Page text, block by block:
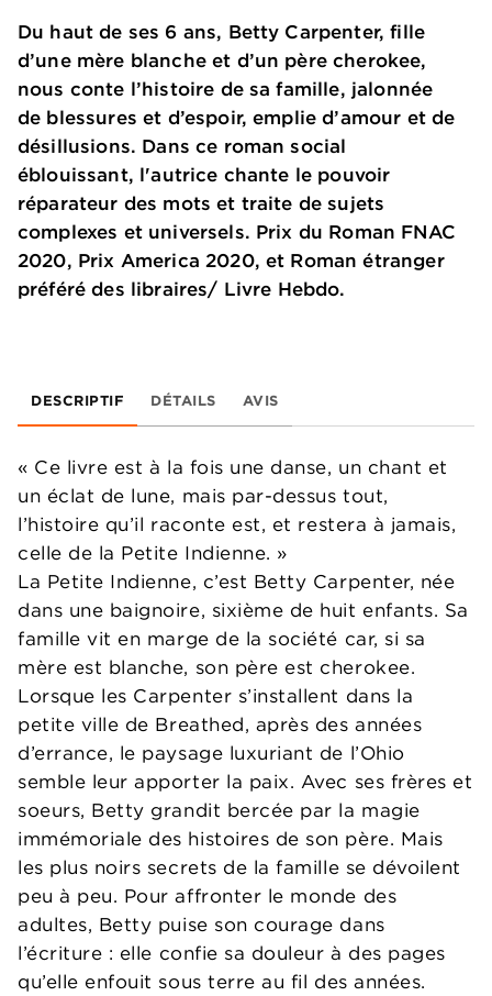
Du haut de ses 6 ans, Betty Carpenter, fille
d’une mère blanche et d’un père cherokee,
nous conte l’histoire de sa famille, jalonnée
de blessures et d’espoir, emplie d’amour et de
désillusions. Dans ce roman social
éblouissant, l'autrice chante le pouvoir
réparateur des mots et traite de sujets
complexes et universels. Prix du Roman FNAC
2020, Prix America 2020, et Roman étranger
préféré des libraires/ Livre Hebdo.
DESCRIPTIF DÉTAILS AVIS
« Ce livre est à la fois une danse, un chant et
un éclat de lune, mais par-dessus tout,
l’histoire qu’il raconte est, et restera à jamais,
celle de la Petite Indienne. »
La Petite Indienne, c’est Betty Carpenter, née
dans une baignoire, sixième de huit enfants. Sa
famille vit en marge de la société car, si sa
mère est blanche, son père est cherokee.
Lorsque les Carpenter s’installent dans la
petite ville de Breathed, après des années
d’errance, le paysage luxuriant de l’Ohio
semble leur apporter la paix. Avec ses frères et
soeurs, Betty grandit bercée par la magie
immémoriale des histoires de son père. Mais
les plus noirs secrets de la famille se dévoilent
peu à peu. Pour affronter le monde des
adultes, Betty puise son courage dans
l’écriture : elle confie sa douleur à des pages
qu’elle enfouit sous terre au fil des années.